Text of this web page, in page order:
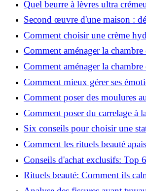
Quel beurre à lèvres ultra
lèvres sèches et gercées?
Second œuvre d'une maison :
le réaliser
Comment choisir une crème
hyaluronique et niacinamide ?
Comment aménager la chambre
conseils sécurité, déco et
Comment aménager la chambre
conseils sécurité, déco et
Comment mieux gérer ses
pratiques
Comment poser des moulures
vidéo pas à pas ?
Comment poser du carrelage à
un rendu professionnel ?
Six conseils pour choisir une
basse pression
Comment les rituels beauté
créent des moments pour soi ?
Conseils d'achat exclusifs: Top
peinture basse pression
Rituels beauté: Comment ils
chouchoutent votre âme!